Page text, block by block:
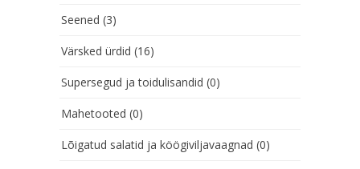
Seened (3)
Värsked ürdid (16)
Supersegud ja toidulisandid (0)
Mahetooted (0)
Lõigatud salatid ja köögiviljavaagnad (0)